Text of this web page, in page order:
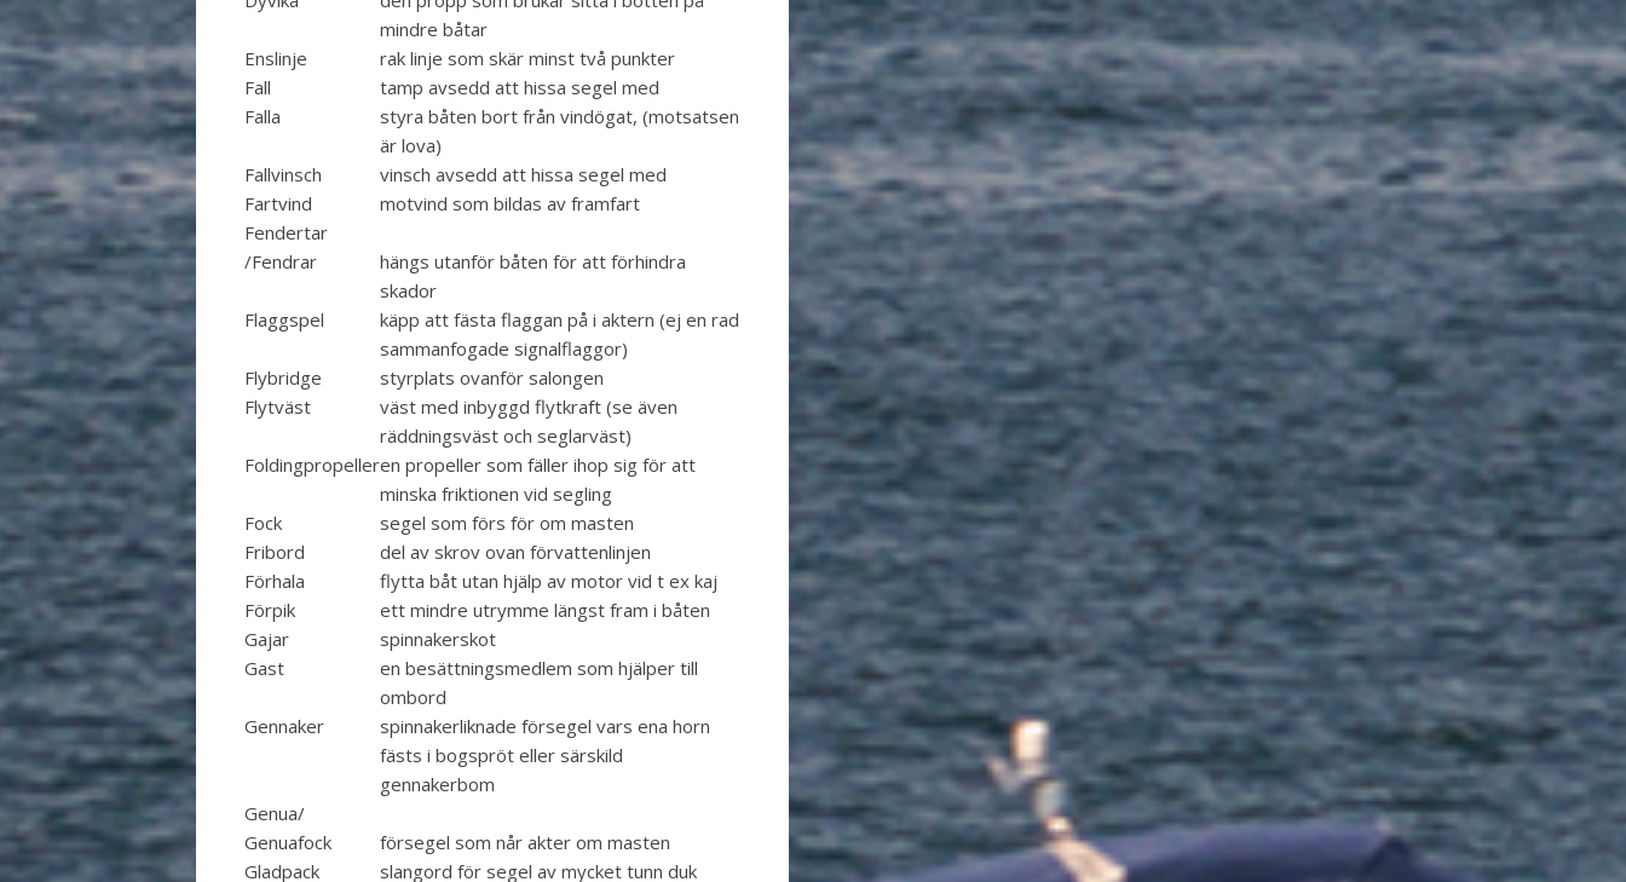
mindre båtar
Enslinje
rak linje som skär minst två punkter
Fall
tamp avsedd att hissa segel med
Falla
styra båten bort från vindögat, (motsatsen
är lova)
Fallvinsch
vinsch avsedd att hissa segel med
Fartvind
motvind som bildas av framfart
Fendertar
/Fendrar
hängs utanför båten för att förhindra
skador
Flaggspel
käpp att fästa flaggan på i aktern (ej en rad
sammanfogade signalflaggor)
Flybridge
styrplats ovanför salongen
Flytväst
väst med inbyggd flytkraft (se även
räddningsväst och seglarväst)
Foldingpropelleren propeller som fäller ihop sig för att
minska friktionen vid segling
Fock
segel som förs för om masten
Fribord
del av skrov ovan förvattenlinjen
Förhala
flytta båt utan hjälp av motor vid t ex kaj
Förpik
ett mindre utrymme längst fram i båten
Gajar
spinnakerskot
Gast
en besättningsmedlem som hjälper till
ombord
Gennaker
spinnakerliknade försegel vars ena horn
fästs i bogspröt eller särskild
gennakerbom
Genua/
Genuafock
försegel som når akter om masten
Gladpack
slangord för segel av mycket tunn duk